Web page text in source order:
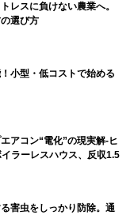
レスに負けない農業へ。
選び方
小型・低コストで始める
アコン“電化”の現実解-ヒ
ラーレスハウス、反収1.5
害虫をしっかり防除。通